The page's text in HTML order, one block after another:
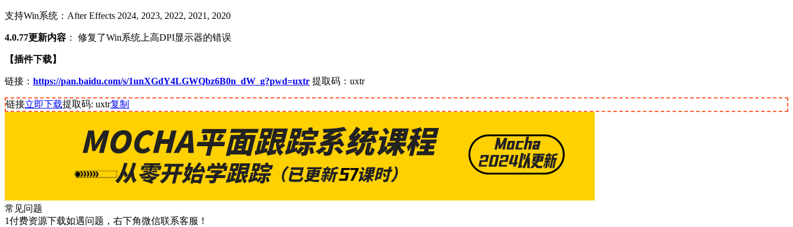
支持Win系统：After Effects 2024, 2023, 2022, 2021, 2020
4.0.77更新内容 ： 修复了Win系统上高DPI显示器的错误
【插件下载】
链接： https://pan.baidu.com/s/1unXGdY4LGWQbz6B0n_dW_g?pwd=uxtr 提取码：uxtr
链接立即下载提取码: uxtr复制
常见问题
1付费资源下载如遇问题，右下角微信联系客服！